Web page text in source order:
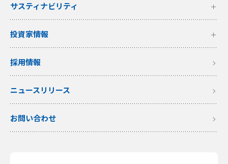
サスティナビリティ
投資家情報
採用情報
ニュースリリース
お問い合わせ